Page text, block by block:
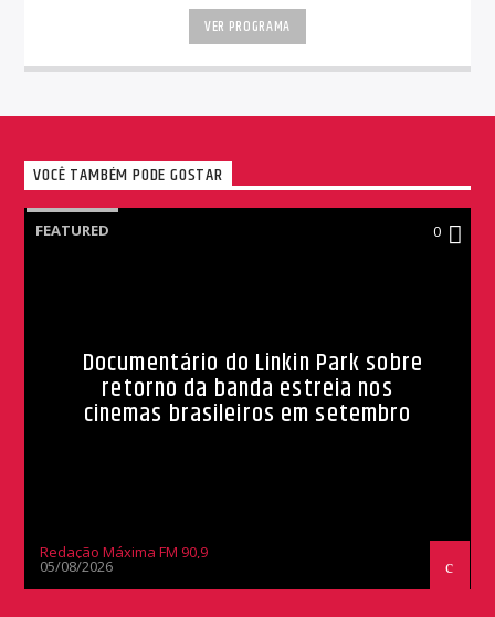
VER PROGRAMA
VOCÊ TAMBÉM PODE GOSTAR
FEATURED 0
Documentário do Linkin Park sobre
retorno da banda estreia nos
cinemas brasileiros em setembro
Redação Máxima FM 90,9
05/08/2026